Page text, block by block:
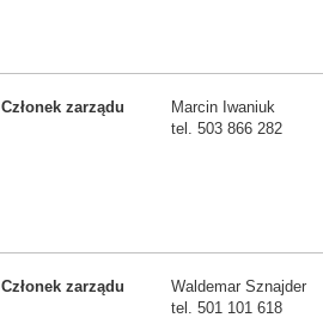
Członek zarządu
Marcin Iwaniuk
tel. 503 866 282
Członek zarządu
Waldemar Sznajder
tel. 501 101 618